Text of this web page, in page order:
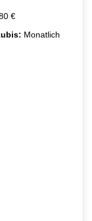
€
Monatlich